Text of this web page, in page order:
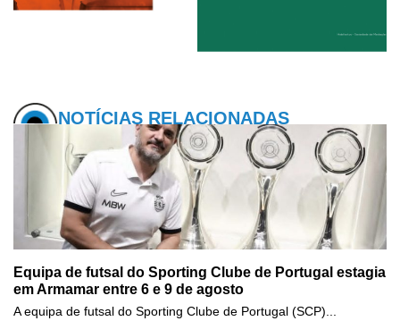
NOTÍCIAS RELACIONADAS
Equipa de futsal do Sporting Clube de Portugal estagia
em Armamar entre 6 e 9 de agosto
A equipa de futsal do Sporting Clube de Portugal (SCP)...